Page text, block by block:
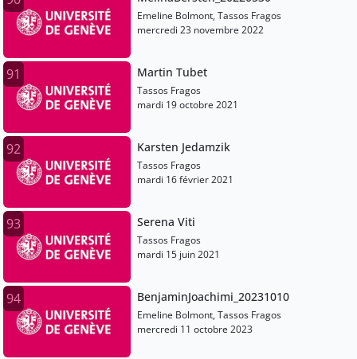
Emeline Bolmont, Tassos Fragos
mercredi 23 novembre 2022
91 Martin Tubet
Tassos Fragos
mardi 19 octobre 2021
92 Karsten Jedamzik
Tassos Fragos
mardi 16 février 2021
93 Serena Viti
Tassos Fragos
mardi 15 juin 2021
94 BenjaminJoachimi_20231010
Emeline Bolmont, Tassos Fragos
mercredi 11 octobre 2023